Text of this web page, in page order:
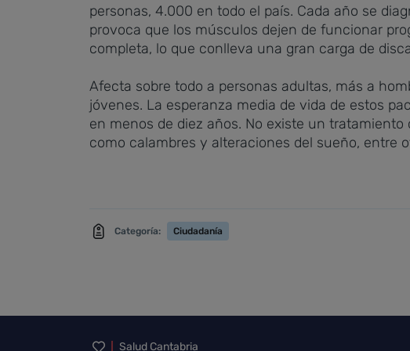
personas, 4.000 en todo el país. Cada año se
provoca que los músculos dejen de funcionar
completa, lo que conlleva una gran carga de
Afecta sobre todo a personas adultas, más a
jóvenes. La esperanza media de vida de estos
en menos de diez años. No existe un
como calambres y alteraciones del sueño, entre
Categoría: Ciudadanía
Salud Cantabria